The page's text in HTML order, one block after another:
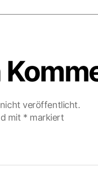
veröffentlicht.
mit * markiert